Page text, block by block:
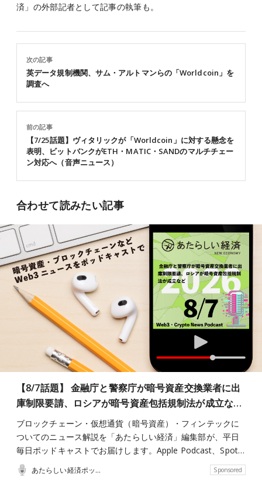
済」の外部記者として記事の執筆も。
前の記事
【7/25話題】ヴィタリックが「Worldcoin」に対する懸念を
表明、ビットバンクがETH・MATIC・SANDのマルチチェー
ン対応へ（音声ニュース）
次の記事
英データ規制機関、サム・アルトマンらの「Worldcoin」を
調査へ
合わせて読みたい記事
【8/7話題】 金融庁と警察庁が暗号資産交換業者に出
庫制限要請、ロシアが暗号資産包括規制法が成立な…
ブロックチェーン・仮想通貨（暗号資産）・フィンテックに
ついてのニュース解説を「あたらしい経済」編集部が、平日
毎日ポッドキャストでお届けします。Apple Podcast、Spot…
あたらしい経済ポッドキャスト Sponsored